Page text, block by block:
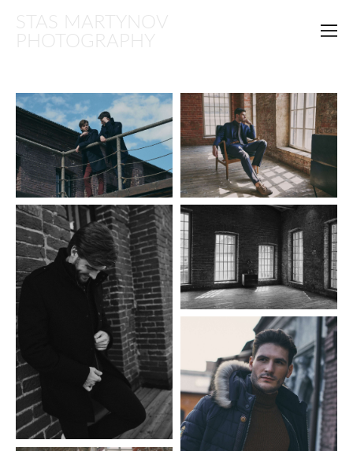
STAS MARTYNOV
PHOTOGRAPHY